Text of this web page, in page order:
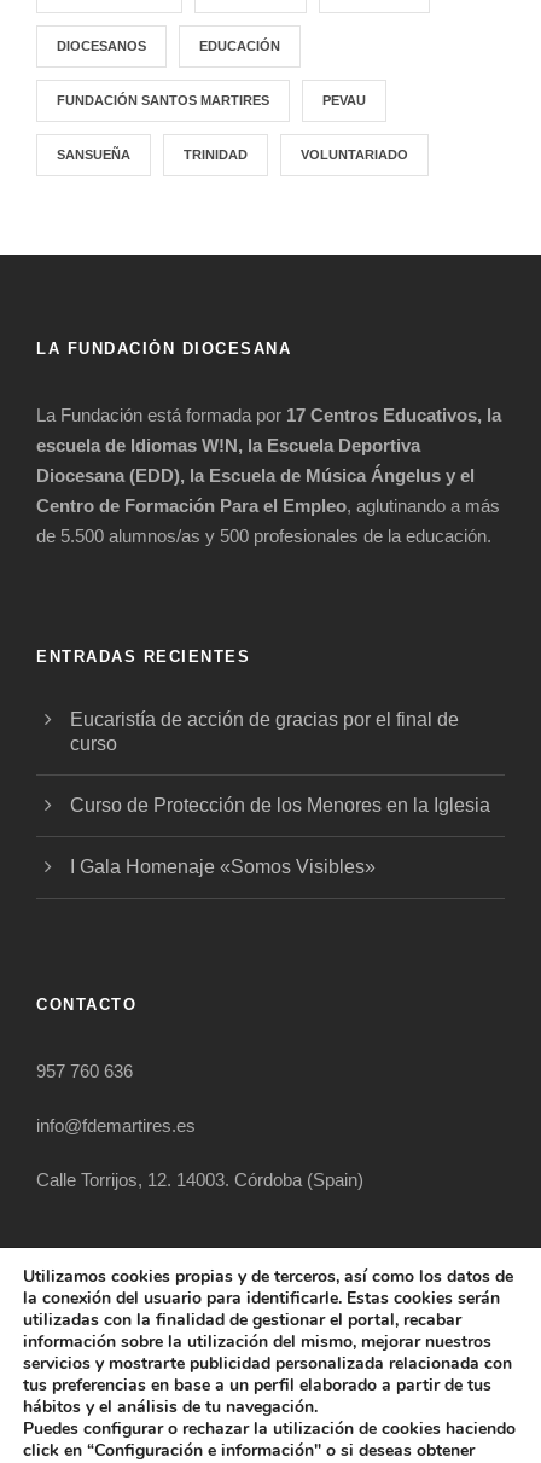
DIOCESANOS EDUCACIÓN
FUNDACIÓN SANTOS MARTIRES PEVAU
SANSUEÑA TRINIDAD VOLUNTARIADO
LA FUNDACIÓN DIOCESANA
La Fundación está formada por 17 Centros Educativos, la
escuela de Idiomas W!N, la Escuela Deportiva
Diocesana (EDD), la Escuela de Música Ángelus y el
Centro de Formación Para el Empleo, aglutinando a más
de 5.500 alumnos/as y 500 profesionales de la educación.
ENTRADAS RECIENTES
Eucaristía de acción de gracias por el final de
curso
Curso de Protección de los Menores en la Iglesia
I Gala Homenaje «Somos Visibles»
CONTACTO
957 760 636
info@fdemartires.es
Calle Torrijos, 12. 14003. Córdoba (Spain)
COPYRIGHT 2025 FUNDACIÓN DIOCESANA
SANTOS MÁRTIRES, ALL RIGHT RESERVED
Utilizamos cookies propias y de terceros, así como los datos de
la conexión del usuario para identificarle. Estas cookies serán
utilizadas con la finalidad de gestionar el portal, recabar
información sobre la utilización del mismo, mejorar nuestros
servicios y mostrarte publicidad personalizada relacionada con
tus preferencias en base a un perfil elaborado a partir de tus
hábitos y el análisis de tu navegación.
Puedes configurar o rechazar la utilización de cookies haciendo
click en “Configuración e información" o si deseas obtener